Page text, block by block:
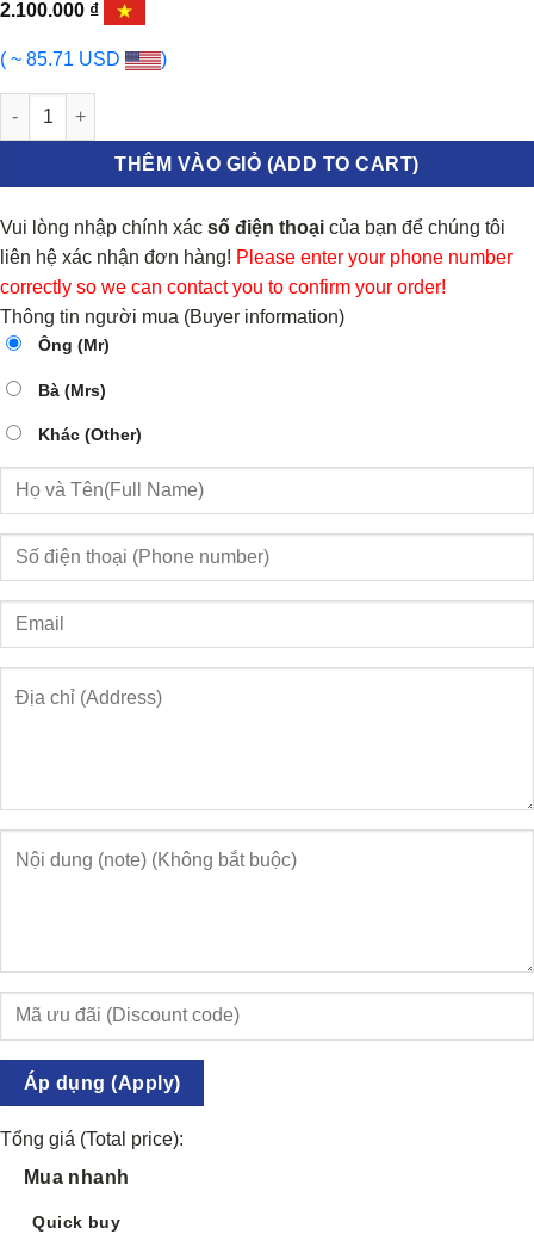
2.100.000 ₫
( ~ 85.71 USD )
TUY Ô GIÀN SƯỞI TOYOTA VIOS số lượng
THÊM VÀO GIỎ (ADD TO CART)
Vui lòng nhập chính xác số điện thoại của bạn để chúng tôi
liên hệ xác nhận đơn hàng! Please enter your phone number
correctly so we can contact you to confirm your order!
Thông tin người mua (Buyer information)
Ông (Mr)
Bà (Mrs)
Khác (Other)
Áp dụng (Apply)
Tổng giá (Total price):
Mua nhanh
Quick buy